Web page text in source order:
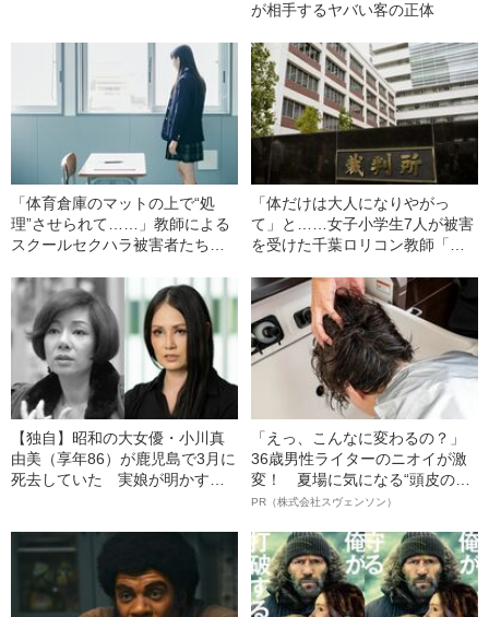
が相手するヤバい客の正体
「体育倉庫のマットの上で“処
理”させられて……」教師による
スクールセクハラ被害者たちが
「体だけは大人になりやがっ
て」と……女子小学生7人が被害
を受けた千葉ロリコン教師「鬼
【独自】昭和の大女優・小川真
由美（享年86）が鹿児島で3月に
死去していた 実娘が明かす
「えっ、こんなに変わるの？」
36歳男性ライターのニオイが激
変！ 夏場に気になる“頭皮のニ
オイ”や“ベタつき”を解消す
ト”が生み出した徹底ケアとは
PR（株式会社スヴェンソン）